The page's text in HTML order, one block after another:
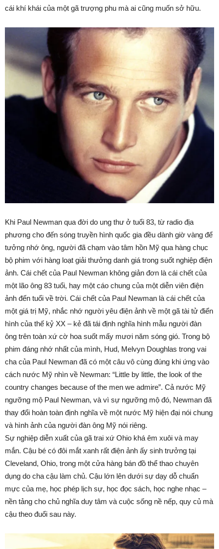
cái khí khái của một gã trượng phu mà ai cũng muốn sở hữu.
Khi Paul Newman qua đời do ung thư ở tuổi 83, từ radio địa
phương cho đến sóng truyền hình quốc gia đều dành giờ vàng để
tưởng nhớ ông, người đã chạm vào tâm hồn Mỹ qua hàng chục
bộ phim với hàng loạt giải thưởng danh giá trong suốt nghiệp điện
ảnh. Cái chết của Paul Newman không giản đơn là cái chết của
một lão ông 83 tuổi, hay một cáo chung của một diễn viên điện
ảnh đến tuổi về trời. Cái chết của Paul Newman là cái chết của
một giá trị Mỹ, nhắc nhớ người yêu điện ảnh về một gã tài tử điển
hình của thế kỷ XX – kẻ đã tái định nghĩa hình mẫu người đàn
ông trên toàn xứ cờ hoa suốt mấy mươi năm sóng gió. Trong bộ
phim đáng nhớ nhất của mình, Hud, Melvyn Doughlas trong vai
cha của Paul Newman đã có một câu vô cùng đúng khi ứng vào
cách nước Mỹ nhìn về Newman: “Little by little, the look of the
country changes because of the men we admire”. Cả nước Mỹ
ngưỡng mộ Paul Newman, và vì sự ngưỡng mộ đó, Newman đã
thay đổi hoàn toàn định nghĩa về một nước Mỹ hiện đại nói chung
và hình ảnh của người đàn ông Mỹ nói riêng.
Sự nghiệp diễn xuất của gã trai xứ Ohio khá êm xuôi và may
mắn. Cậu bé có đôi mắt xanh rất điện ảnh ấy sinh trưởng tại
Cleveland, Ohio, trong một cửa hàng bán đồ thể thao chuyên
dụng do cha cậu làm chủ. Cậu lớn lên dưới sự dạy dỗ chuẩn
mực của mẹ, học phép lịch sự, học đọc sách, học nghe nhạc –
nền tảng cho chủ nghĩa duy tâm và cuộc sống nề nếp, quy củ mà
cậu theo đuổi sau này.